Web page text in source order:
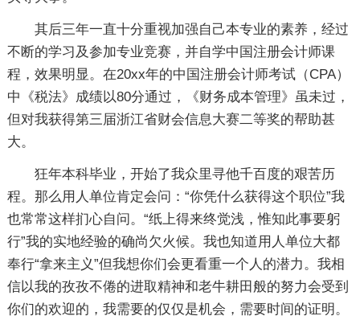
其后三年一直十分重视加强自己本专业的素养，经过
不断的学习及参加专业竞赛，并自学中国注册会计师课
程，效果明显。在20xx年的中国注册会计师考试（CPA）
中《税法》成绩以80分通过，《财务成本管理》虽未过，
但对我获得第三届浙江省财会信息大赛二等奖的帮助甚
大。
狂年本科毕业，开始了我众里寻他千百度的艰苦历
程。那么用人单位肯定会问：“你凭什么获得这个职位”我
也常常这样扪心自问。“纸上得来终觉浅，惟知此事要躬
行”我的实地经验的确尚欠火候。我也知道用人单位大都
奉行“拿来主义”但我想你们会更看重一个人的潜力。我相
信以我的孜孜不倦的进取精神和老牛耕田般的努力会受到
你们的欢迎的，我需要的仅仅是机会，需要时间的证明。